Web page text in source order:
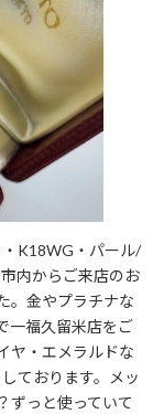
K18WG・パール/
内からご来店のお
。金やプラチナな
一福久留米店をご
ヤ・エメラルドな
ております。メッ
ずっと使っていて